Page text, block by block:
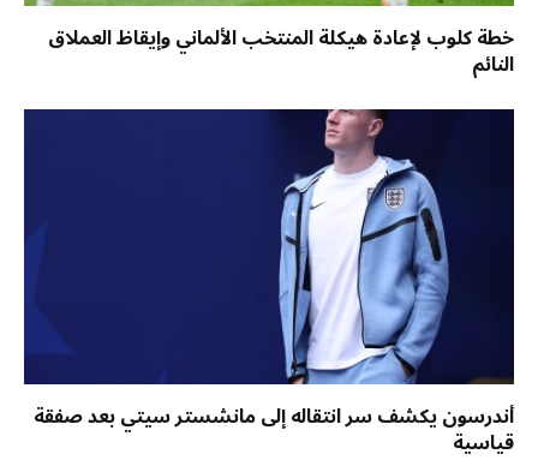
خطة كلوب لإعادة هيكلة المنتخب الألماني وإيقاظ العملاق
النائم
أندرسون يكشف سر انتقاله إلى مانشستر سيتي بعد صفقة
قياسية